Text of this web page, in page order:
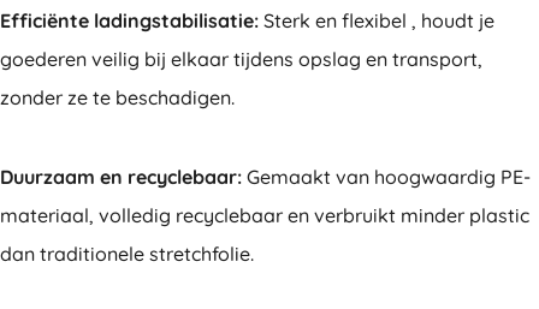
Efficiënte ladingstabilisatie: Sterk en flexibel , houdt je
goederen veilig bij elkaar tijdens opslag en transport,
zonder ze te beschadigen.
Duurzaam en recyclebaar: Gemaakt van hoogwaardig PE-
materiaal, volledig recyclebaar en verbruikt minder plastic
dan traditionele stretchfolie.